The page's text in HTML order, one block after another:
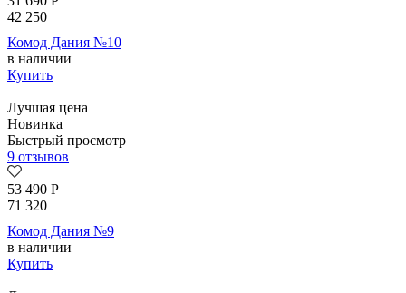
42 250
Комод Дания №10
в наличии
Купить
Лучшая цена
Новинка
Быстрый просмотр
9 отзывов
53 490 Р
71 320
Комод Дания №9
в наличии
Купить